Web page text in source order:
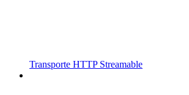
Transporte HTTP Streamable